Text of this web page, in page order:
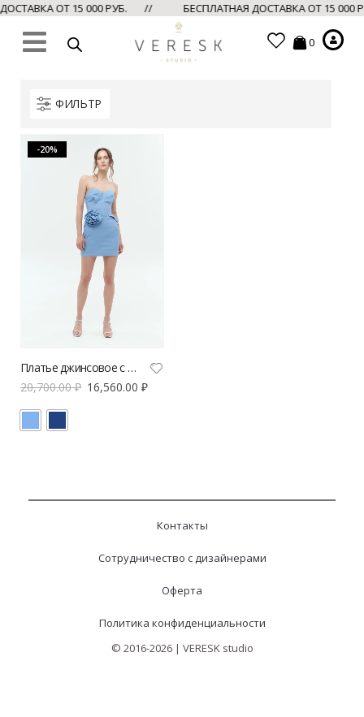
ОТ 15 000 РУБ. // БЕСПЛАТНАЯ ДОСТАВКА ОТ 15
0
ФИЛЬТР
-20%
Платье джинсовое с брошью A.Burdyugova
20,700.00₽ 16,560.00 ₽
Контакты
Сотрудничество с дизайнерами
Оферта
Политика конфиденциальности
© 2016-2026 | VERESK studio